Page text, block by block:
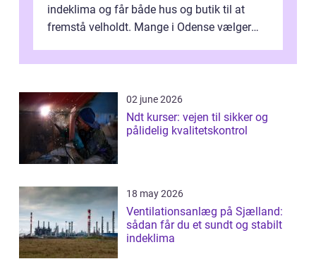
indeklima og får både hus og butik til at
fremstå velholdt. Mange i Odense vælger
02 june 2026
Ndt kurser: vejen til sikker og
pålidelig kvalitetskontrol
18 may 2026
Ventilationsanlæg på Sjælland:
sådan får du et sundt og stabilt
indeklima